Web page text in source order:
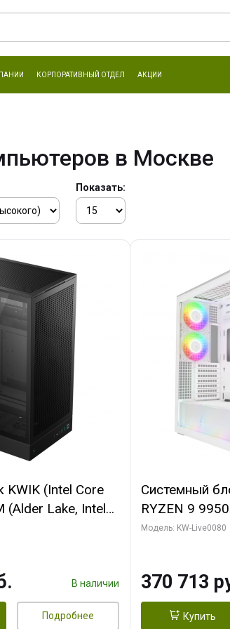
КОРПОРАТИВНЫЙ ОТДЕЛ АКЦИИ
в Москве
Показать:
KWIK (Intel Core
(Alder Lake, Intel
64 ГБ ОЗУ/ Ninja
В наличии
Подробнее
Системный
RYZEN 9
ОЗУ/ Palit
Модель: KW-Live0080
370 713
Купить